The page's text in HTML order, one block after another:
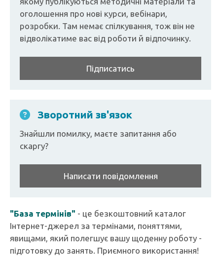
оголошення про нові курси, вебінари,
розробки. Там немає спілкування, тож він не
відволікатиме вас від роботи й відпочинку.
Підписатись
Зворотний зв'язок
Знайшли помилку, маєте запитання або
скаргу?
Написати повідомлення
"База термінів" - це безкоштовний каталог
Інтернет-джерел за термінами, поняттями,
явищами, який полегшує вашу щоденну роботу -
підготовку до занять. Приємного використання!